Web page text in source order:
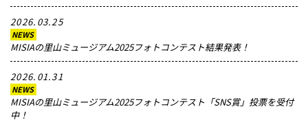
メッセージ
2026.03.25
NEWS
MISIAの里山ミュージアム2025フォトコンテスト結果発表！
2026.01.31
NEWS
MISIAの里山ミュージアム2025フォトコンテスト「SNS賞」投票を受付
中！